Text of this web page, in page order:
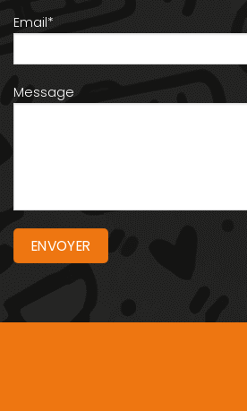
Email*
Message